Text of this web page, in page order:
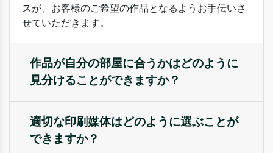
スが、お客様のご希望の作品となるようお手伝いさ
せていただきます。
作品が自分の部屋に合うかはどのように
見分けることができますか？
適切な印刷媒体はどのように選ぶことが
できますか？